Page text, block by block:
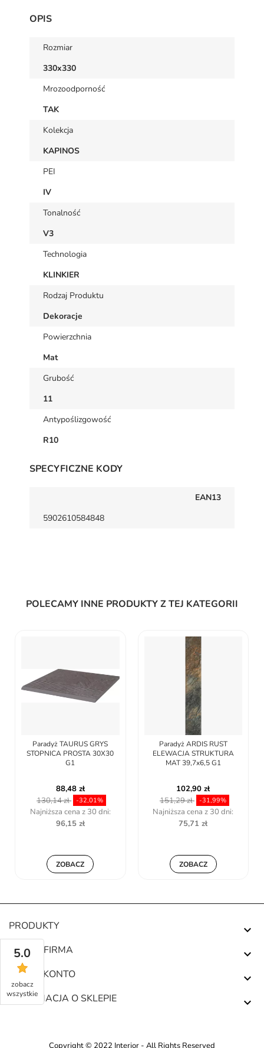
OPIS
Rozmiar
330x330
Mrozoodporność
TAK
Kolekcja
KAPINOS
PEI
IV
Tonalność
V3
Technologia
KLINKIER
Rodzaj Produktu
Dekoracje
Powierzchnia
Mat
Grubość
11
Antypoślizgowość
R10
SPECYFICZNE KODY
EAN13
5902610584848
POLECAMY INNE PRODUKTY Z TEJ KATEGORII
Paradyż ARDIS RUST
ELEWACJA STRUKTURA
MAT 39,7x6,5 G1
102,90 zł
151,29 zł
-31,99%
Najniższa cena z 30 dni:
75,71 zł
ZOBACZ
Paradyż SUNDOWN
TUNDRA KAPINOS
STOPNICA NAROZNA
88,48 zł
130,13 zł
-32,01%
Najniższa cena z 30 dni:
82,18 zł
ZOBACZ
PRODUKTY 
NASZA FIRMA 
TWOJE KONTO 
INFORMACJA O SKLEPIE 
Copyright © 2022 Interior - All Rights Reserved
5.0
zobacz
wszystkie